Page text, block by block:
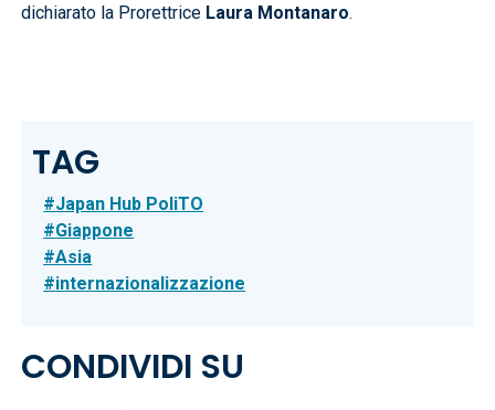
dichiarato la Prorettrice Laura Montanaro.
TAG
Japan Hub PoliTO
Giappone
Asia
internazionalizzazione
CONDIVIDI SU